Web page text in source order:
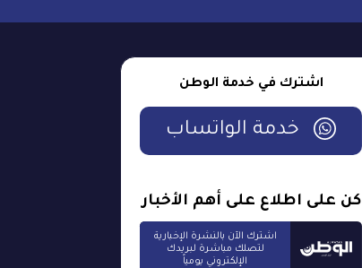
اشترك في خدمة الوطن
خدمة الواتساب
كن على اطلاع على أهم الأخبار
اشترك الآن بالنشرة الإخبارية
لتصلك مباشرة لبريدك
الإلكتروني يومياً